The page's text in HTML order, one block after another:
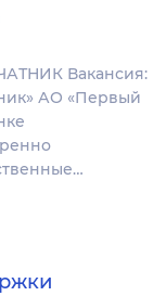
Вакансия:
АО «Первый